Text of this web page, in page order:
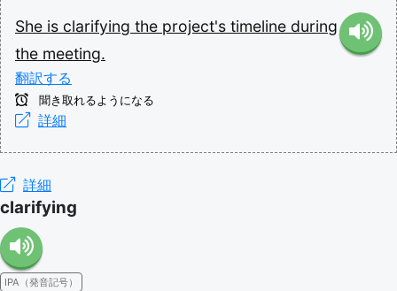
She is clarifying the project's timeline during
the meeting.
翻訳する
聞き取れるようになる
詳細
詳細
clarifying
IPA（発音記号）